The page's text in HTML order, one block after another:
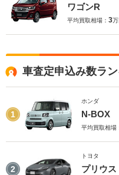
ワゴンR
平均買取相場： 3
車査定申込み数ラ
1
ホンダ
N-BOX
平均買取相場
2
トヨタ
プリウス